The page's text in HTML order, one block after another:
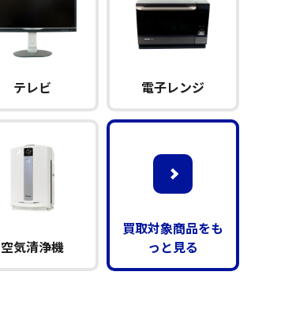
テレビ 電子レンジ
空気清浄機
買取対象商品をも
っと見る